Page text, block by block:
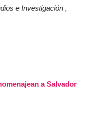
e Investigación
a Salvador